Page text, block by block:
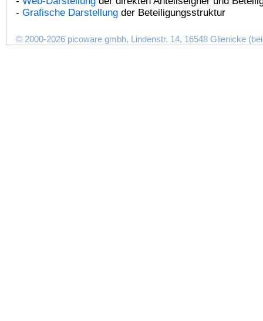
- Grafische Darstellung der Beteiligungsstruktur
© 2000-2026 picoware gmbh, Lindenstr. 14, 16548 Glienicke